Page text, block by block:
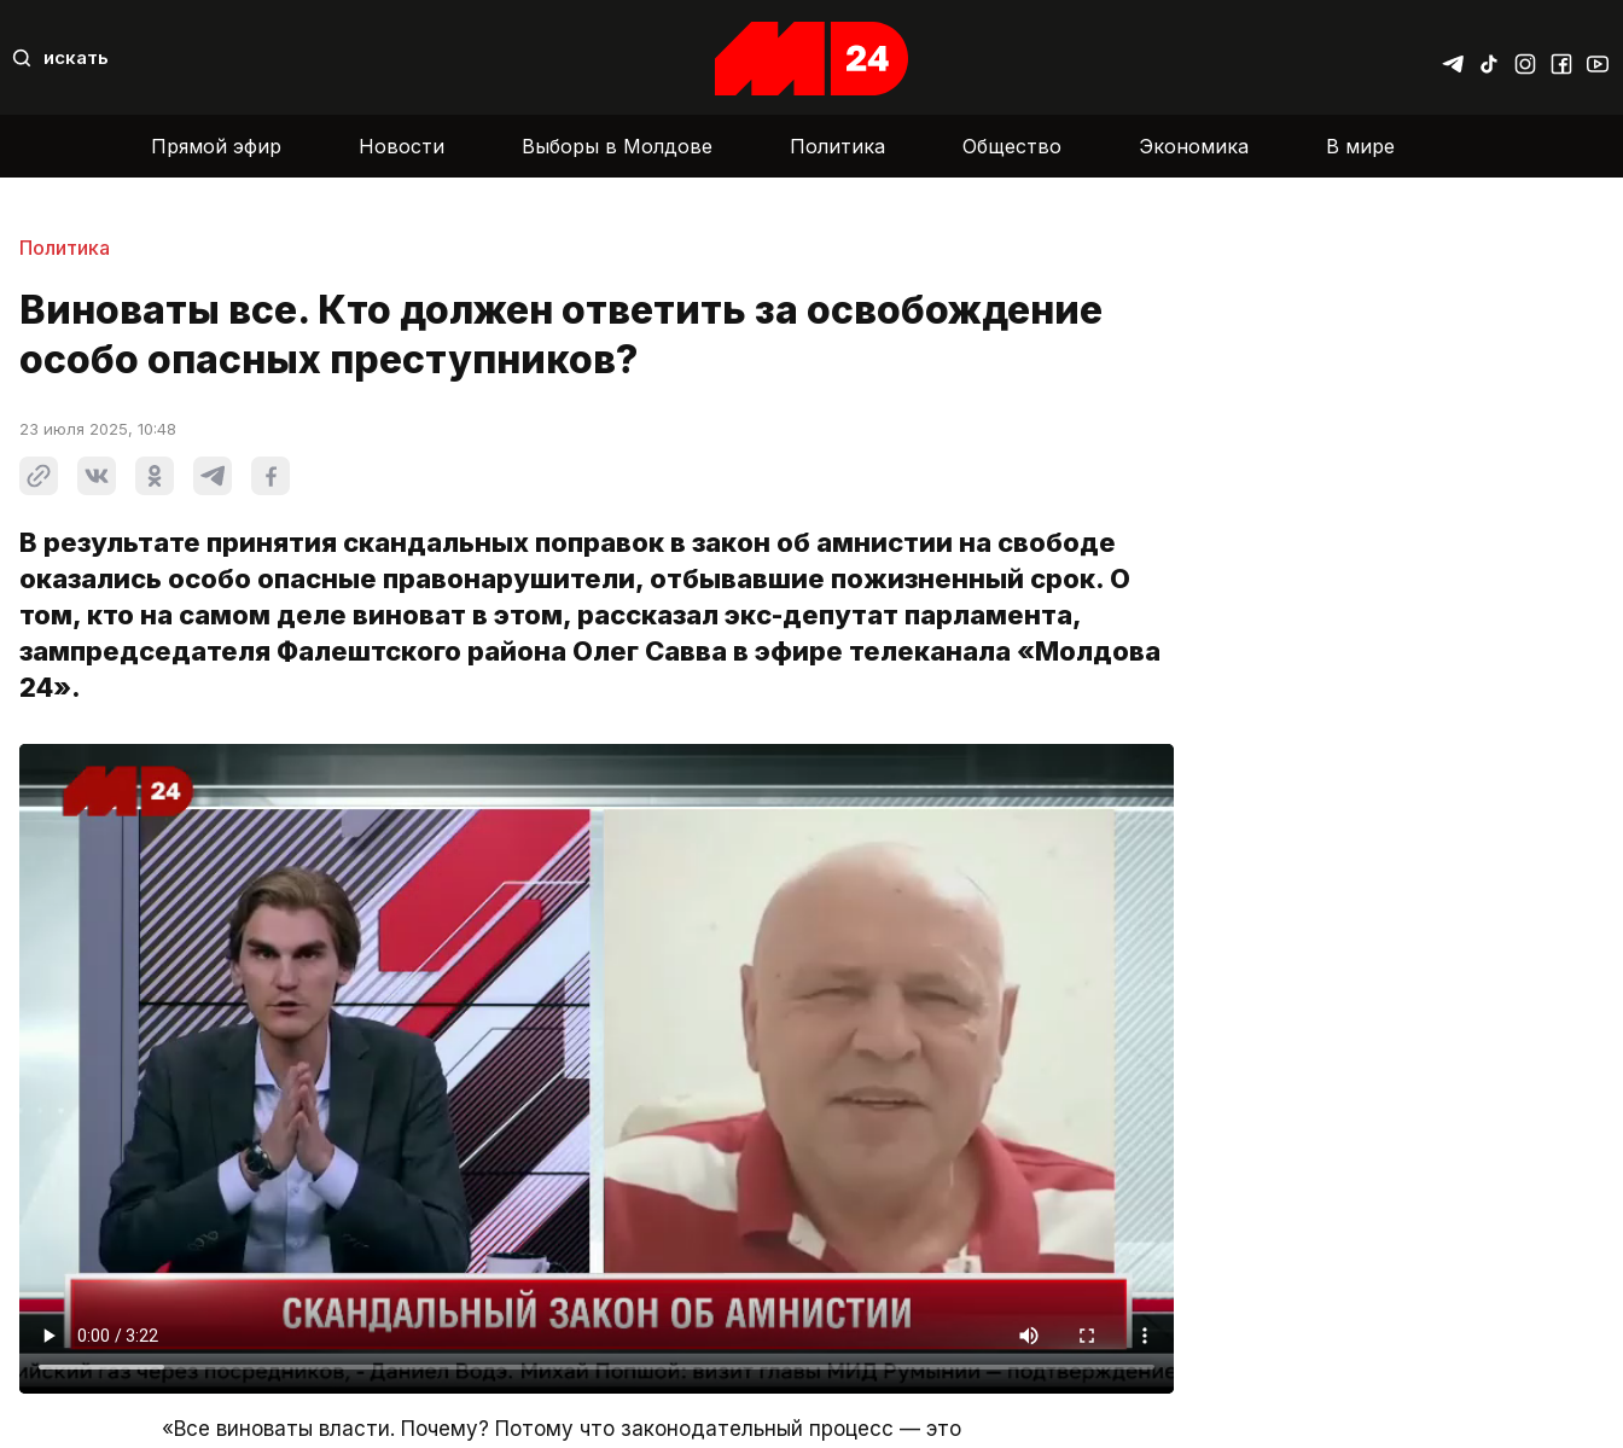
искать
Прямой эфир Новости Выборы в Молдове Политика Общество Экономика В мире
Политика
Виноваты все. Кто должен ответить за освобождение
особо опасных преступников?
23 июля 2025, 10:48
В результате принятия скандальных поправок в закон об амнистии на свободе
оказались особо опасные правонарушители, отбывавшие пожизненный срок. О
том, кто на самом деле виноват в этом, рассказал экс-депутат парламента,
зампредседателя Фалештского района Олег Савва в эфире телеканала «Молдова
24».
«Все виноваты власти. Почему? Потому что законодательный процесс — это